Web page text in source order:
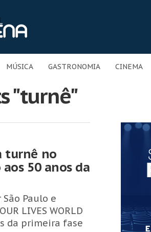
MÚSICA GASTRONOMIA CINEMA
"turnê"
turnê no
50 anos da
Paulo e
LIVES WORLD
da primeira fase